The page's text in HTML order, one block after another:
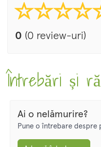
0 (0 review-uri)
Întrebări și
Ai o nelămurire?
Pune o întrebare despre